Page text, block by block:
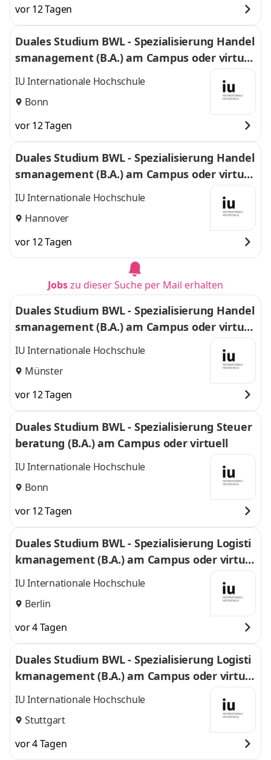
vor 12 Tagen
Duales Studium BWL - Spezialisierung Handel
smanagement (B.A.) am Campus oder virtuel
l
IU Internationale Hochschule
Bonn
vor 12 Tagen
Duales Studium BWL - Spezialisierung Handel
smanagement (B.A.) am Campus oder virtuel
l
IU Internationale Hochschule
Hannover
vor 12 Tagen
Jobszu dieser Suche per Mail erhalten
Duales Studium BWL - Spezialisierung Handel
smanagement (B.A.) am Campus oder virtuel
l
IU Internationale Hochschule
Münster
vor 12 Tagen
Duales Studium BWL - Spezialisierung Steuer
beratung (B.A.) am Campus oder virtuell
IU Internationale Hochschule
Bonn
vor 12 Tagen
Duales Studium BWL - Spezialisierung Logisti
kmanagement (B.A.) am Campus oder virtuel
l
IU Internationale Hochschule
Berlin
vor 4 Tagen
Duales Studium BWL - Spezialisierung Logisti
kmanagement (B.A.) am Campus oder virtuel
l
IU Internationale Hochschule
Stuttgart
vor 4 Tagen